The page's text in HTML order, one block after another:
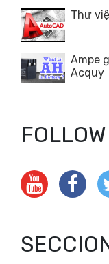
Thư
Ampe
Acquy